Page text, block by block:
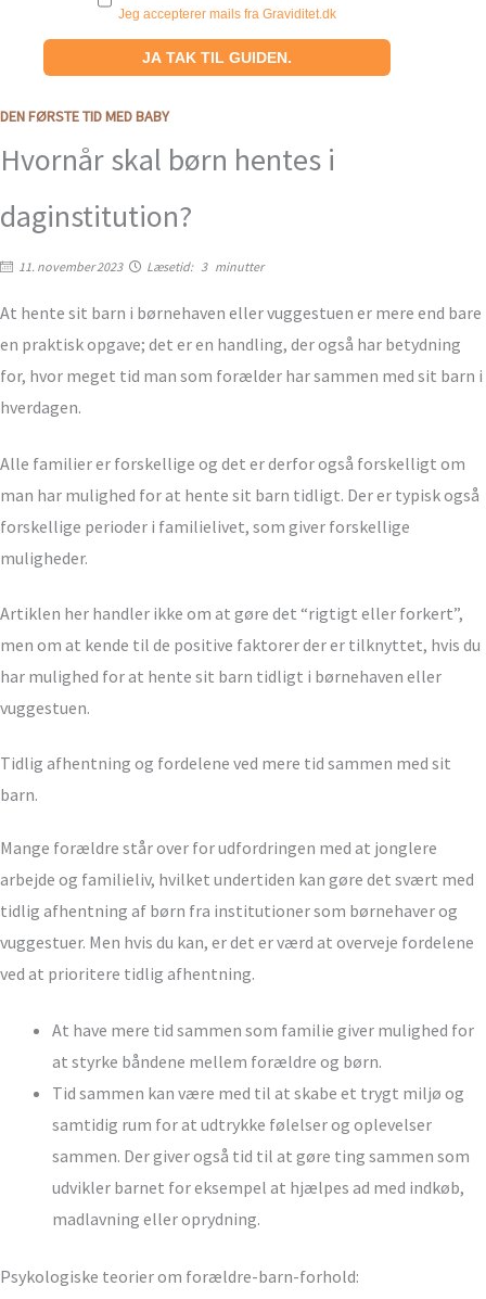
Jeg accepterer mails fra Graviditet.dk
DEN FØRSTE TID MED BABY
Hvornår skal børn hentes i
daginstitution?
11. november 2023 Læsetid: 3 minutter
At hente sit barn i børnehaven eller vuggestuen er mere end bare
en praktisk opgave; det er en handling, der også har betydning
for, hvor meget tid man som forælder har sammen med sit barn i
hverdagen.
Alle familier er forskellige og det er derfor også forskelligt om
man har mulighed for at hente sit barn tidligt. Der er typisk også
forskellige perioder i familielivet, som giver forskellige
muligheder.
Artiklen her handler ikke om at gøre det “rigtigt eller forkert”,
men om at kende til de positive faktorer der er tilknyttet, hvis du
har mulighed for at hente sit barn tidligt i børnehaven eller
vuggestuen.
Tidlig afhentning og fordelene ved mere tid sammen med sit
barn.
Mange forældre står over for udfordringen med at jonglere
arbejde og familieliv, hvilket undertiden kan gøre det svært med
tidlig afhentning af børn fra institutioner som børnehaver og
vuggestuer. Men hvis du kan, er det er værd at overveje fordelene
ved at prioritere tidlig afhentning.
At have mere tid sammen som familie giver mulighed for
at styrke båndene mellem forældre og børn.
Tid sammen kan være med til at skabe et trygt miljø og
samtidig rum for at udtrykke følelser og oplevelser
sammen. Der giver også tid til at gøre ting sammen som
udvikler barnet for eksempel at hjælpes ad med indkøb,
madlavning eller oprydning.
Psykologiske teorier om forældre-barn-forhold: